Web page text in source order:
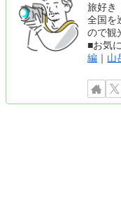
旅好き
全国を
ので観
■お気
編 ｜ 山